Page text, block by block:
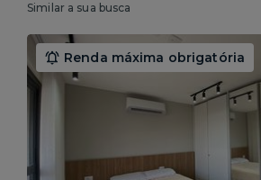
Similar a sua busca
Renda máxima obrigatória